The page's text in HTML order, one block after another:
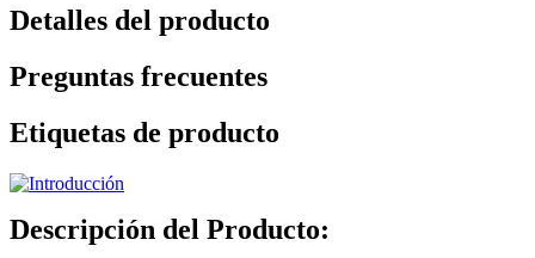
Detalles del producto
Preguntas frecuentes
Etiquetas de producto
Descripción del Producto: